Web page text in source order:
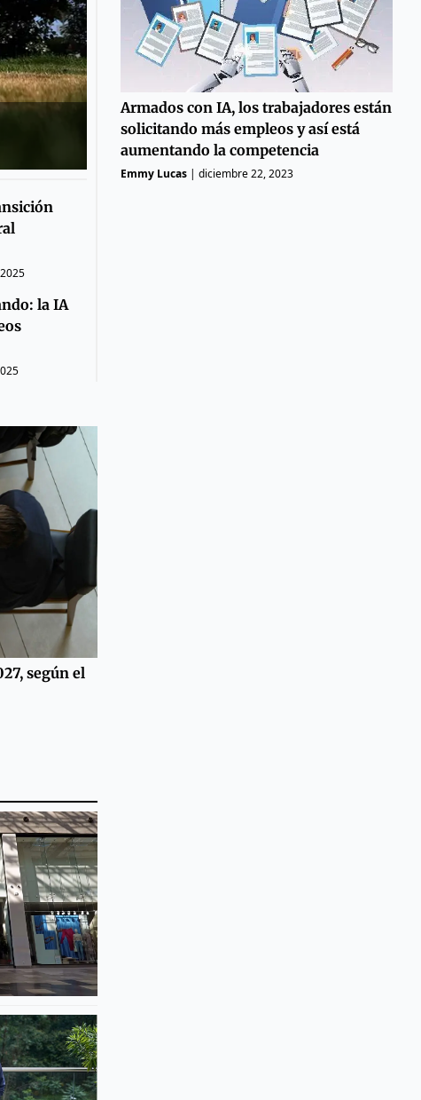
la IA
Armados con IA, los trabajadores están
solicitando más empleos y así está
aumentando la competencia
Emmy Lucas| diciembre 22, 2023
según el